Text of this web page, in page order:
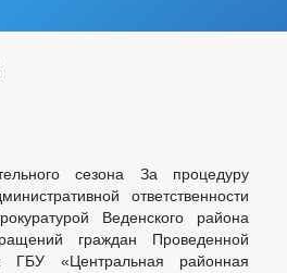
сезона За процедуру
ответственности
Веденского района
граждан Проведенной
ГБУ «Центральная районная